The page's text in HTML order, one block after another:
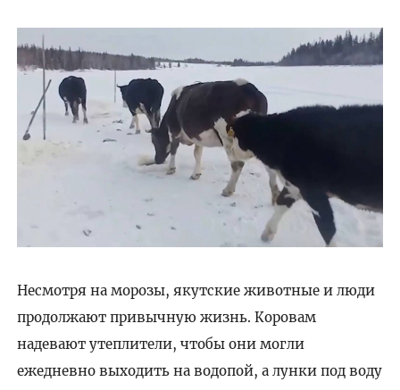
Несмотря на морозы, якутские животные и люди
продолжают привычную жизнь. Коровам
надевают утеплители, чтобы они могли
ежедневно выходить на водопой, а лунки под воду